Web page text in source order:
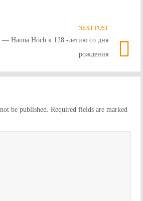
NEXT POST
Hanna Höch к 128 -летию со дня
рождения
be published. Required fields are marked